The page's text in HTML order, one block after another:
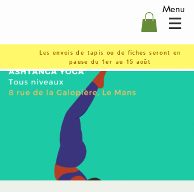
Menu
Les envois de tapis ou de fiches seront en
pause du 1er au 15 août